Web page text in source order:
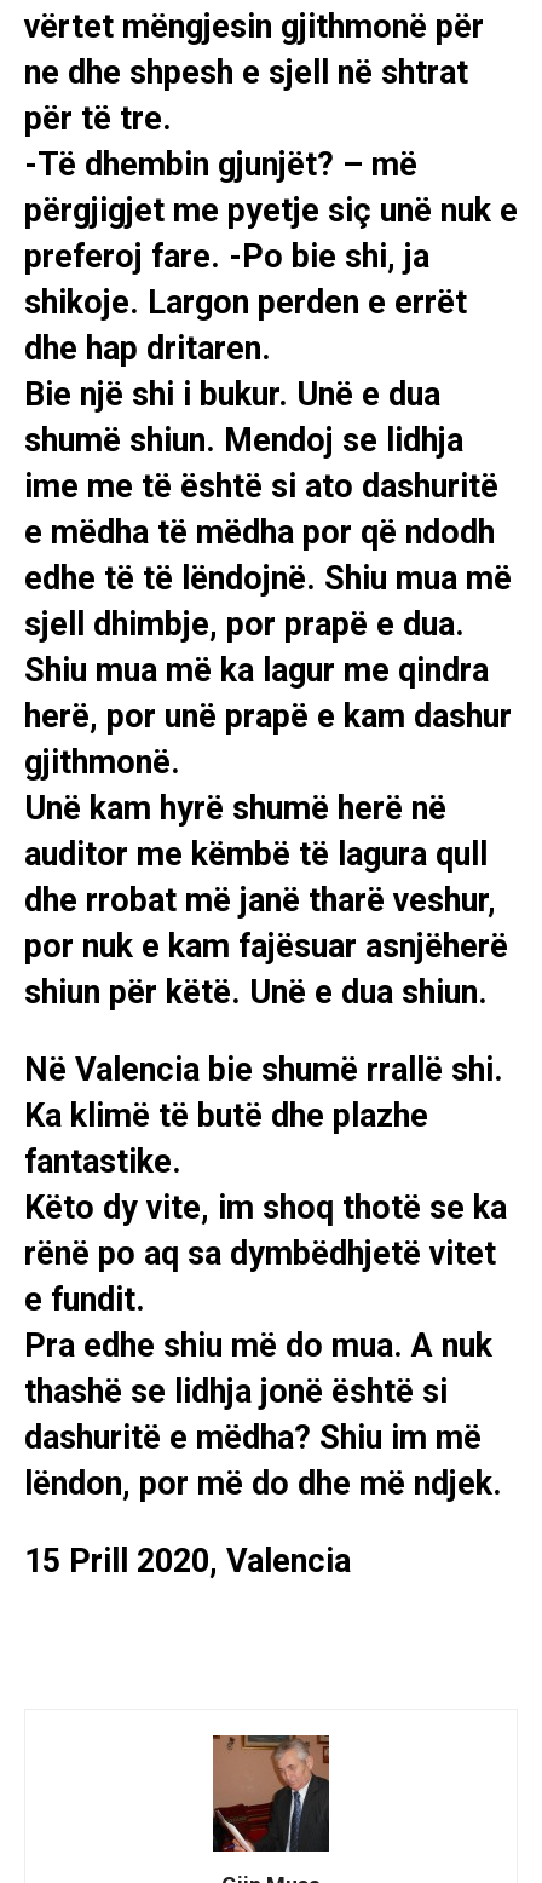
vërtet mëngjesin gjithmonë për
ne dhe shpesh e sjell në shtrat
për të tre.
-Të dhembin gjunjët? – më
përgjigjet me pyetje siç unë nuk e
preferoj fare. -Po bie shi, ja
shikoje. Largon perden e errët
dhe hap dritaren.
Bie një shi i bukur. Unë e dua
shumë shiun. Mendoj se lidhja
ime me të është si ato dashuritë
e mëdha të mëdha por që ndodh
edhe të të lëndojnë. Shiu mua më
sjell dhimbje, por prapë e dua.
Shiu mua më ka lagur me qindra
herë, por unë prapë e kam dashur
gjithmonë.
Unë kam hyrë shumë herë në
auditor me këmbë të lagura qull
dhe rrobat më janë tharë veshur,
por nuk e kam fajësuar asnjëherë
shiun për këtë. Unë e dua shiun.
Në Valencia bie shumë rrallë shi.
Ka klimë të butë dhe plazhe
fantastike.
Këto dy vite, im shoq thotë se ka
rënë po aq sa dymbëdhjetë vitet
e fundit.
Pra edhe shiu më do mua. A nuk
thashë se lidhja jonë është si
dashuritë e mëdha? Shiu im më
lëndon, por më do dhe më ndjek.
15 Prill 2020, Valencia